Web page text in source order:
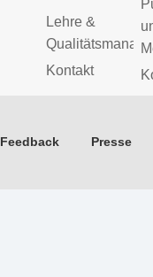
Lehre &
Kontakt
Feedback Presse